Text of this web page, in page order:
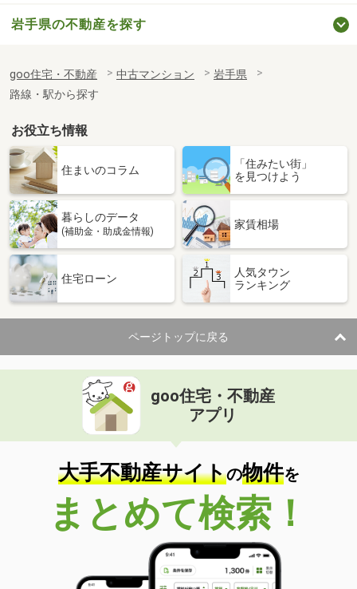
岩手県の不動産を探す
goo住宅・不動産 中古マンション
岩手県
路線・駅から探す
お役立ち情報
住まいのコラム
「住みたい街」
を見つけよう
暮らしのデータ
(補助金・助成金情報)
家賃相場
住宅ローン
人気タウン
ランキング
ページトップに戻る
goo住宅・不動産
アプリ
大手不動産サイトの物件を
まとめて検索！